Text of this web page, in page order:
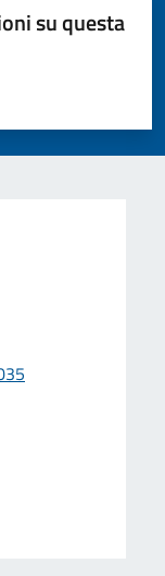
su questa